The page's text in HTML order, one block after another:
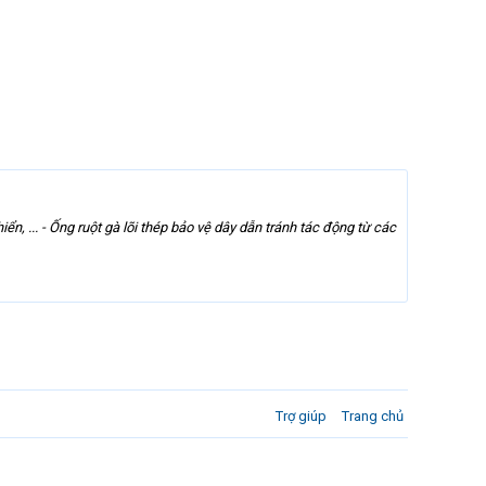
... - Ống ruột gà lõi thép bảo vệ dây dẫn tránh tác động từ các
Trợ giúp Trang chủ